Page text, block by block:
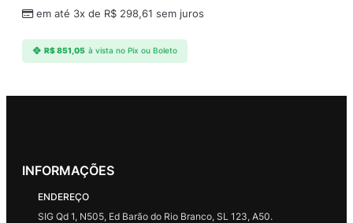
em até 3x de R$ 298,61 sem juros
R$851,05 à vista no Pix ou Boleto
INFORMAÇÕES
ENDEREÇO
SIG Qd 1, N505, Ed Barão do Rio Branco, SL 123, A50.